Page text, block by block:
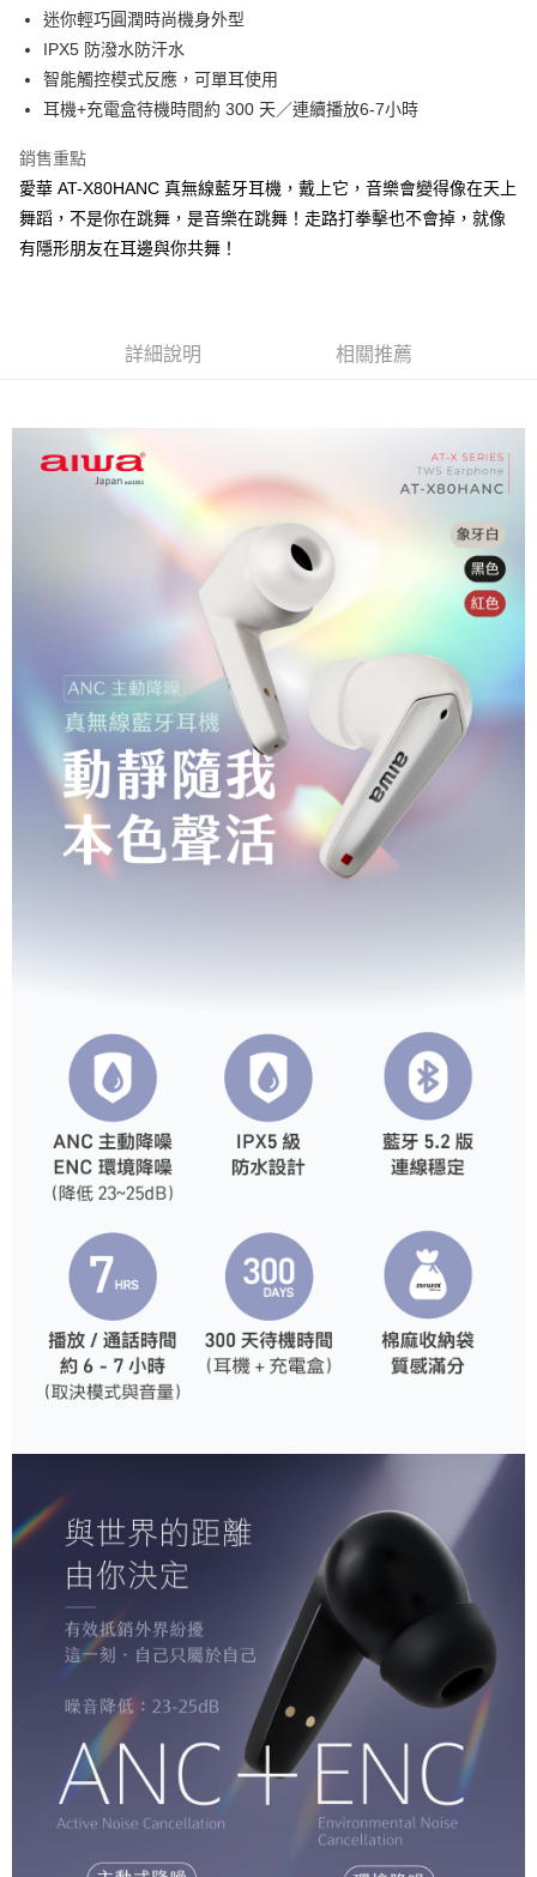
迷你輕巧圓潤時尚機身外型
IPX5 防潑水防汗水
智能觸控模式反應，可單耳使用
耳機+充電盒待機時間約 300 天／連續播放6-7小時
銷售重點
愛華 AT-X80HANC 真無線藍牙耳機，戴上它，音樂會變得像在天上
舞蹈，不是你在跳舞，是音樂在跳舞！走路打拳擊也不會掉，就像
有隱形朋友在耳邊與你共舞！
詳細說明 相關推薦